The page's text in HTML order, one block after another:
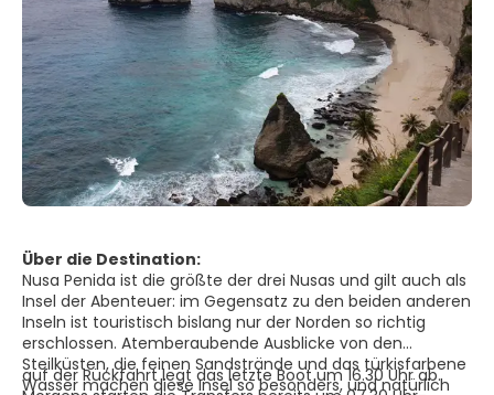
Über die Destination:
Nusa Penida ist die größte der drei Nusas und gilt auch als
Insel der Abenteuer: im Gegensatz zu den beiden anderen
Inseln ist touristisch bislang nur der Norden so richtig
erschlossen. Atemberaubende Ausblicke von den
Steilküsten, die feinen Sandstrände und das türkisfarbene
Wasser machen diese Insel so besonders, und natürlich
auf der Rückfahrt legt das letzte Boot um 16.30 Uhr ab.